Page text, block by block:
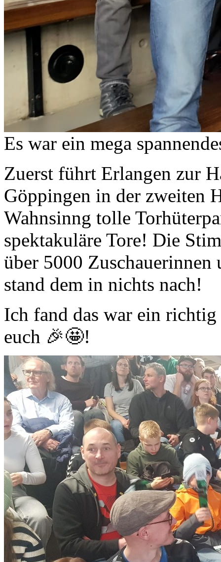
Es war ein mega
Zuerst führt Erlangen zur
Göppingen in der zweiten
Wahnsinng tolle
spektakuläre Tore! Die
über 5000 Zuschauerinnen
stand dem in nichts nach!
Ich fand das war ein
euch 🎉🤩!